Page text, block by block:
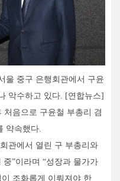
울 중구 은행회관에서 구윤
악수하고 있다. [연합뉴스]
처음으로 구윤철 부총리 겸
약속했다.
관에서 열린 구 부총리와
”이라며 “성장과 물가가
조화롭게 이뤄져야 한